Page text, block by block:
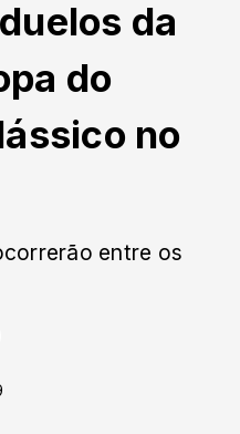
da
do
no
entre os